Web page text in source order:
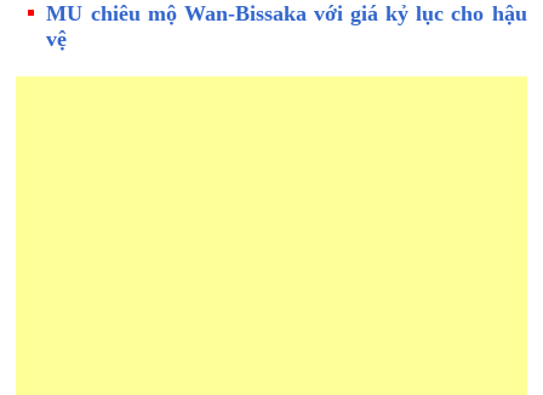
MU chiêu mộ Wan-Bissaka với giá kỷ lục cho hậu
vệ